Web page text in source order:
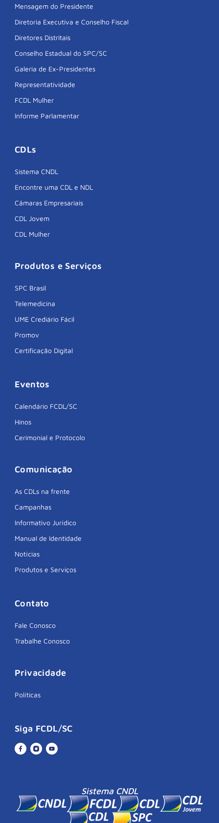
Mensagem do Presidente
Diretoria Executiva e Conselho Fiscal
Diretores Distritais
Conselho Estadual do SPC/SC
Galeria de Ex-Presidentes
Representatividade
FCDL Mulher
Informe Parlamentar
CDLs
Sistema CNDL
Encontre uma CDL e NDL
Câmaras Empresariais
CDL Jovem
CDL Mulher
Produtos e Serviços
SPC Brasil
Telemedicina
UME Crediário Fácil
Promov
Certificação Digital
Eventos
Calendário FCDL/SC
Hinos
Cerimonial e Protocolo
Comunicação
As CDLs na frente
Campanhas
Informativo Jurídico
Manual de Identidade
Notícias
Produtos e Serviços
Contato
Fale Conosco
Trabalhe Conosco
Privacidade
Políticas
Siga FCDL/SC
Sistema CNDL